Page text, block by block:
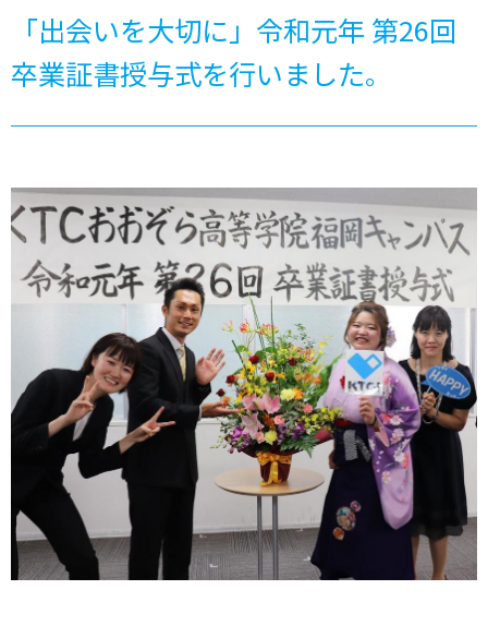
「出会いを大切に」令和元年 第26回
卒業証書授与式を行いました。